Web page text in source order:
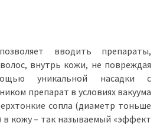
вводить препараты,
внутрь кожи, не повреждая
уникальной насадки с
препарат в условиях вакуума
сопла (диаметр тоньше
в кожу – так называемый «эффект